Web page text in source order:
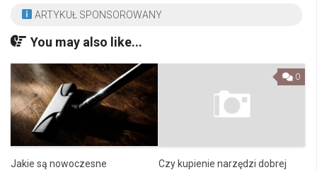
ARTYKUŁ SPONSOROWANY
You may also like...
Jakie są nowoczesne
0
Czy kupienie narzędzi dobrej